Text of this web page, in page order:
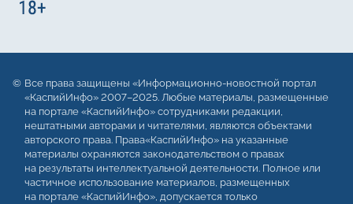
Все права защищены «Информационно-новостной портал
«КаспийИнфо» 2007–2025. Любые материалы, размещенные
на портале «КаспийИнфо» сотрудниками редакции,
нештатными авторами и читателями, являются объектами
авторского права. Права«КаспийИнфо» на указанные
материалы охраняются законодательством о правах
на результаты интеллектуальной деятельности. Полное или
частичное использование материалов, размещенных
на портале «КаспийИнфо», допускается только